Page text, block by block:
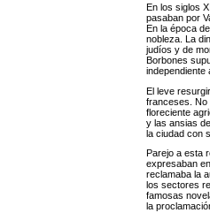
En los siglos
pasaban por
En la época
nobleza. La
judíos y de
Borbones
independiente
El leve
franceses. No
floreciente
y las ansias
la ciudad con
Parejo a esta
expresaban
reclamaba la
los sectores
famosas
la